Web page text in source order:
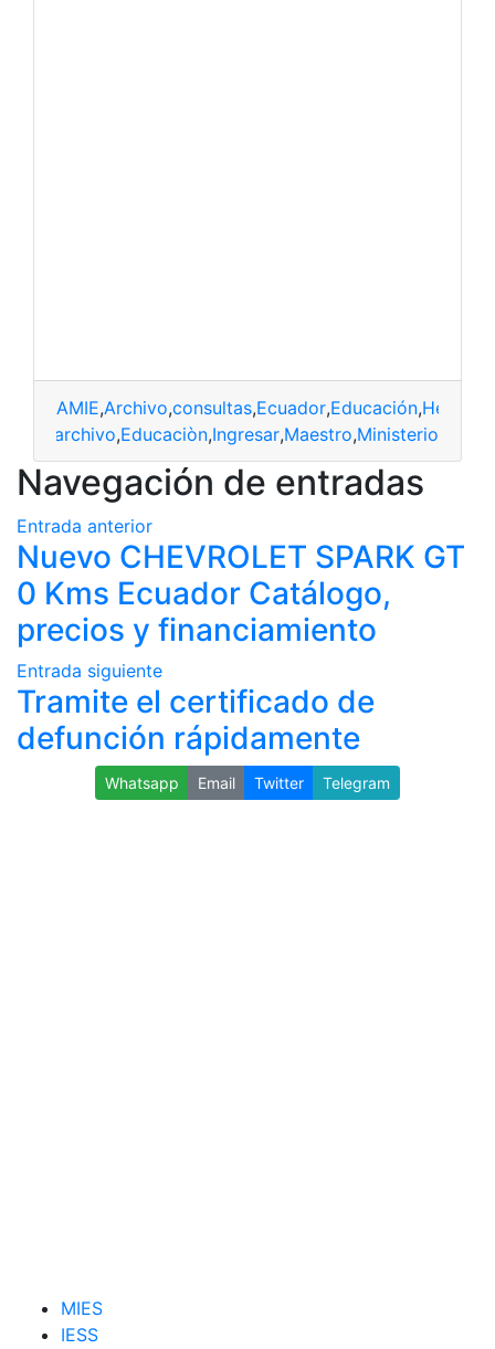
AMIE,Archivo,consultas,Ecuador,Educación,
archivo,Educaciòn,Ingresar,Maestro,Ministerio
Navegación de entradas
Entrada anterior
Nuevo CHEVROLET SPARK GT
0 Kms Ecuador Catálogo,
precios y financiamiento
Entrada siguiente
Tramite el certificado de
defunción rápidamente
Whatsapp Email Twitter Telegram
MIES
IESS